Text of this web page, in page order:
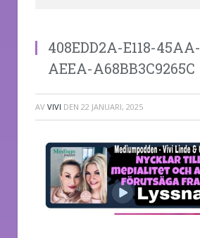
408EDD2A-E118-45AA-
AEEA-A68BB3C9265C
AV VIVI DEN 22 JANUARI, 2025